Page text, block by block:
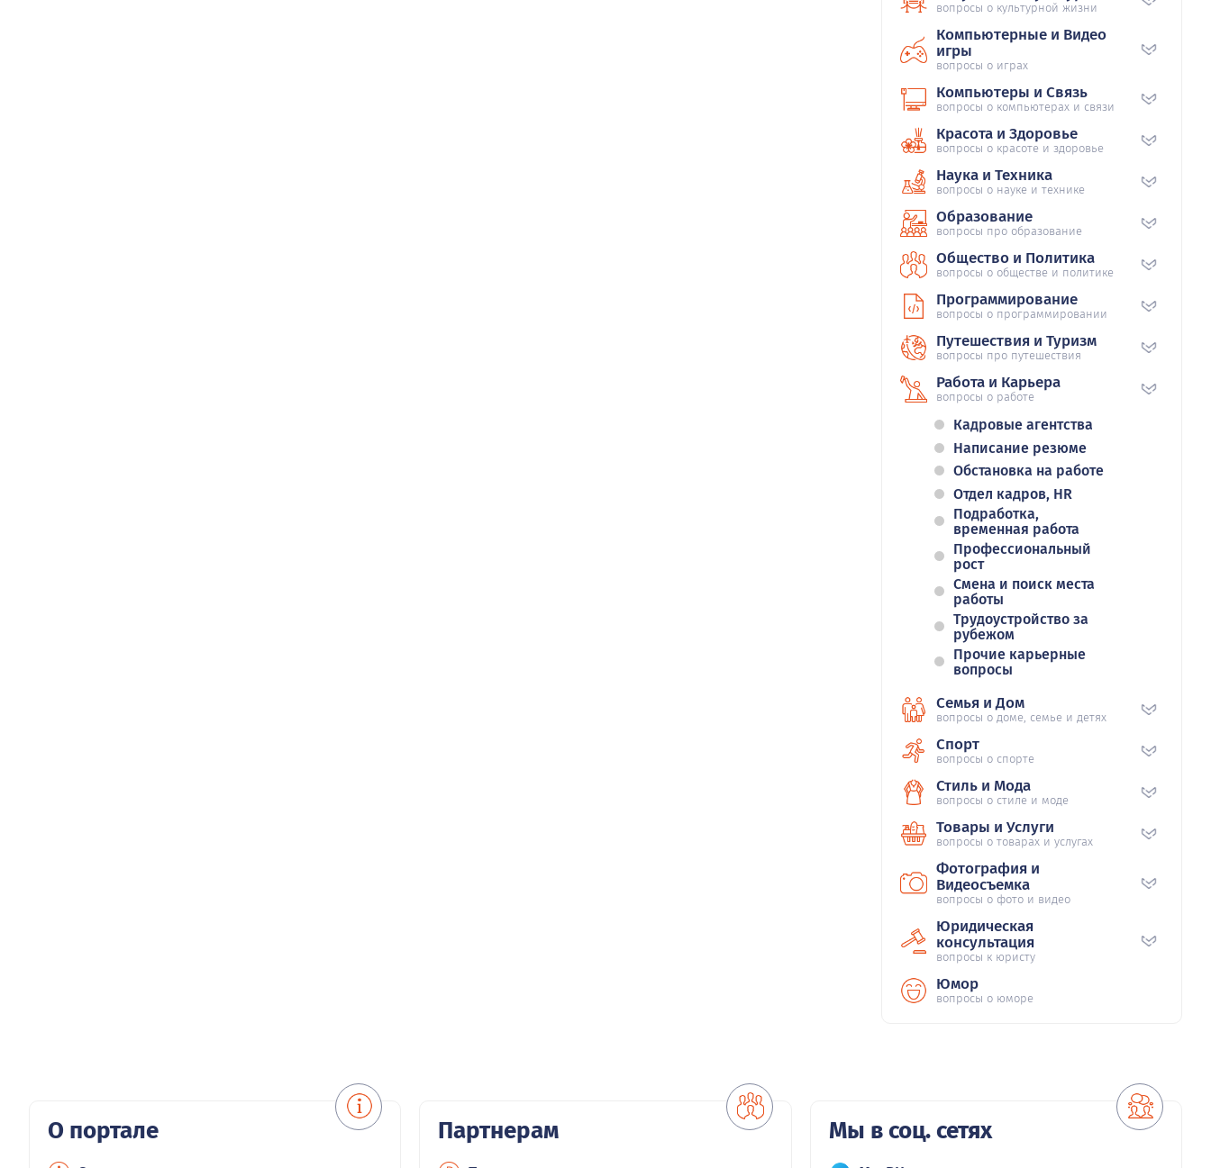
вопросы о культурной жизни
Компьютерные и Видео
игры
вопросы о играх
Компьютеры и Связь
вопросы о компьютерах и связи
Красота и Здоровье
вопросы о красоте и здоровье
Наука и Техника
вопросы о науке и технике
Образование
вопросы про образование
Общество и Политика
вопросы о обществе и политике
Программирование
вопросы о программировании
Путешествия и Туризм
вопросы про путешествия
Работа и Карьера
вопросы о работе
Кадровые агентства
Написание резюме
Обстановка на работе
Отдел кадров, HR
Подработка,
временная работа
Профессиональный
рост
Смена и поиск места
работы
Трудоустройство за
рубежом
Прочие карьерные
вопросы
Семья и Дом
вопросы о доме, семье и детях
Спорт
вопросы о спорте
Стиль и Мода
вопросы о стиле и моде
Товары и Услуги
вопросы о товарах и услугах
Фотография и
Видеосъемка
вопросы о фото и видео
Юридическая
консультация
вопросы к юристу
Юмор
вопросы о юморе
О портале Партнерам Мы в соц. сетях